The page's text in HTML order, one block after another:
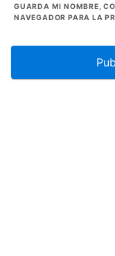
GUARDA MI NOMBRE,
NAVEGADOR PARA LA